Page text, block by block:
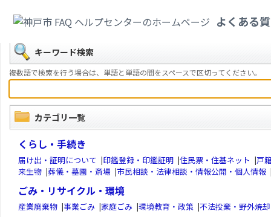
よくある
戻る
キーワード検索
複数語で検索を行う場合は、単語と単語の間をスペースで区切ってください。
カテゴリ一覧
くらし・手続き
届け出・証明について |印鑑登録・印鑑証明 |住民票・住基ネット |戸
来生物 |葬儀・墓園・斎場 |市民相談・法律相談・情報公開・個人情報
ごみ・リサイクル・環境
産業廃棄物 |事業ごみ |家庭ごみ |環境教育・政策 |不法投棄・野外焼却